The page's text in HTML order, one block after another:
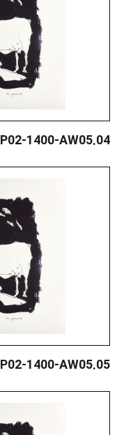
P02-1400-AW05.04
P02-1400-AW05.05